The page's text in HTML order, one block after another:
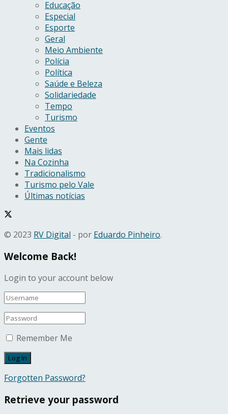
Educação
Especial
Esporte
Geral
Meio Ambiente
Polícia
Política
Saúde e Beleza
Solidariedade
Tempo
Turismo
Eventos
Gente
Mais lidas
Na Cozinha
Tradicionalismo
Turismo pelo Vale
Últimas notícias
© 2023 RV Digital - por Eduardo Pinheiro.
Welcome Back!
Login to your account below
Remember Me
Forgotten Password?
Retrieve your password